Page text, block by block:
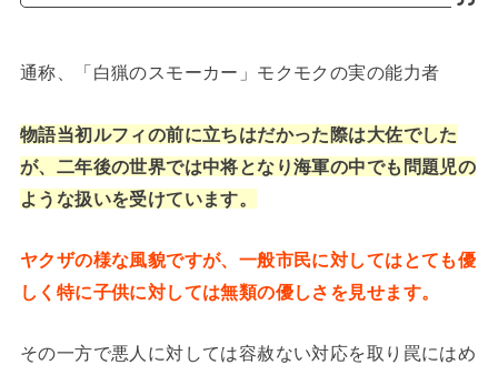
通称、「白猟のスモーカー」モクモクの実の能力者
物語当初ルフィの前に立ちはだかった際は大佐でした
が、二年後の世界では中将となり海軍の中でも問題児の
ような扱いを受けています。
ヤクザの様な風貌ですが、一般市民に対してはとても優
しく特に子供に対しては無類の優しさを見せます。
その一方で悪人に対しては容赦ない対応を取り罠にはめ